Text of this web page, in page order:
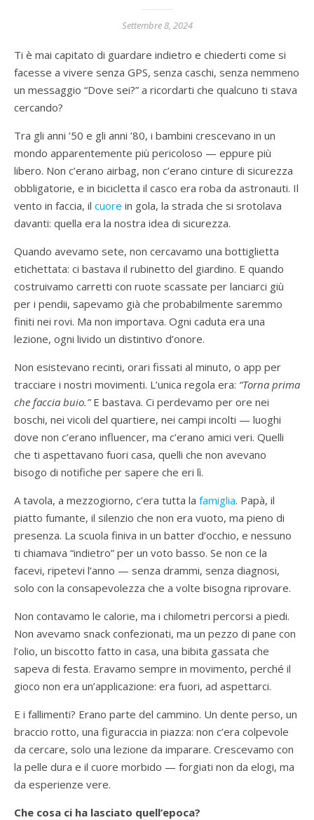
Settembre 8, 2024
Ti è mai capitato di guardare indietro e chiederti come si
facesse a vivere senza GPS, senza caschi, senza nemmeno
un messaggio “Dove sei?” a ricordarti che qualcuno ti stava
cercando?
Tra gli anni ’50 e gli anni ’80, i bambini crescevano in un
mondo apparentemente più pericoloso — eppure più
libero. Non c’erano airbag, non c’erano cinture di sicurezza
obbligatorie, e in bicicletta il casco era roba da astronauti. Il
vento in faccia, il cuore in gola, la strada che si srotolava
davanti: quella era la nostra idea di sicurezza.
Quando avevamo sete, non cercavamo una bottiglietta
etichettata: ci bastava il rubinetto del giardino. E quando
costruivamo carretti con ruote scassate per lanciarci giù
per i pendii, sapevamo già che probabilmente saremmo
finiti nei rovi. Ma non importava. Ogni caduta era una
lezione, ogni livido un distintivo d’onore.
Non esistevano recinti, orari fissati al minuto, o app per
tracciare i nostri movimenti. L’unica regola era: “Torna prima
che faccia buio.”E bastava. Ci perdevamo per ore nei
boschi, nei vicoli del quartiere, nei campi incolti — luoghi
dove non c’erano influencer, ma c’erano amici veri. Quelli
che ti aspettavano fuori casa, quelli che non avevano
bisogo di notifiche per sapere che eri lì.
A tavola, a mezzogiorno, c’era tutta la famiglia. Papà, il
piatto fumante, il silenzio che non era vuoto, ma pieno di
presenza. La scuola finiva in un batter d’occhio, e nessuno
ti chiamava “indietro” per un voto basso. Se non ce la
facevi, ripetevi l’anno — senza drammi, senza diagnosi,
solo con la consapevolezza che a volte bisogna riprovare.
Non contavamo le calorie, ma i chilometri percorsi a piedi.
Non avevamo snack confezionati, ma un pezzo di pane con
l’olio, un biscotto fatto in casa, una bibita gassata che
sapeva di festa. Eravamo sempre in movimento, perché il
gioco non era un’applicazione: era fuori, ad aspettarci.
E i fallimenti? Erano parte del cammino. Un dente perso, un
braccio rotto, una figuraccia in piazza: non c’era colpevole
da cercare, solo una lezione da imparare. Crescevamo con
la pelle dura e il cuore morbido — forgiati non da elogi, ma
da esperienze vere.
Che cosa ci ha lasciato quell’epoca?